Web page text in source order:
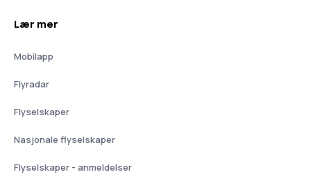
Lær mer
Mobilapp
Flyradar
Flyselskaper
Nasjonale flyselskaper
Flyselskaper - anmeldelser